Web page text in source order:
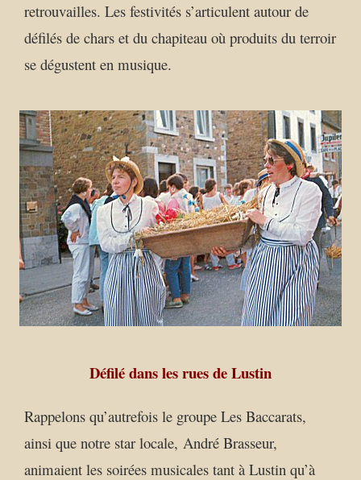
retrouvailles. Les festivités s’articulent autour de
défilés de chars et du chapiteau où produits du terroir
se dégustent en musique.
Défilé dans les rues de Lustin
Rappelons qu’autrefois le groupe Les Baccarats,
ainsi que notre star locale, André Brasseur,
animaient les soirées musicales tant à Lustin qu’à